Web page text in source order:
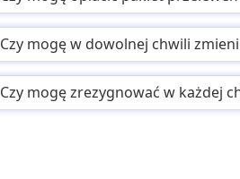
Czy mogę w dowolnej chwili
Czy mogę zrezygnować w każdej